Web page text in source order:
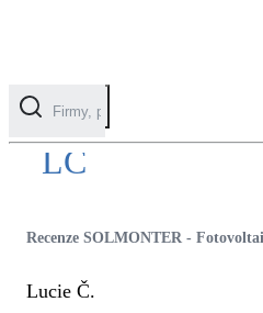
Kategorie
Fotovoltaika
LČ
Recenze SOLMONTER -
Lucie Č.